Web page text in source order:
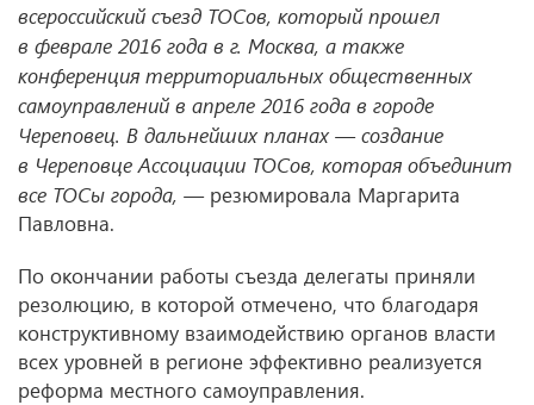
всероссийский съезд ТОСов, который прошел
в феврале 2016 года в г. Москва, а также
конференция территориальных общественных
самоуправлений в апреле 2016 года в городе
Череповец. В дальнейших планах — создание
в Череповце Ассоциации ТОСов, которая объединит
все ТОСы города, —резюмировала Маргарита
Павловна.
По окончании работы съезда делегаты приняли
резолюцию, в которой отмечено, что благодаря
конструктивному взаимодействию органов власти
всех уровней в регионе эффективно реализуется
реформа местного самоуправления.